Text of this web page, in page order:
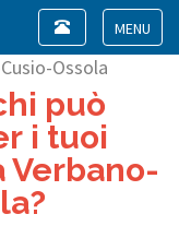
Toggle
Toggle
navigation
Ossola
può
i tuoi
Verbano-